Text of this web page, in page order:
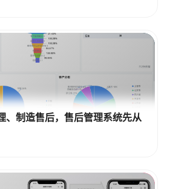
、制造售后，售后管理系统先从